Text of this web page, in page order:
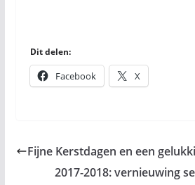
Dit delen:
Facebook X
Fijne Kerstdagen en een
2017-2018: vernieuwing